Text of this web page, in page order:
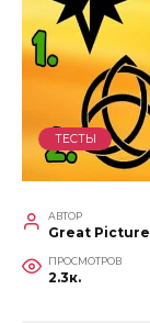
ТЕСТЫ
АВТОР
Great Picture
ПРОСМОТРОВ
2.3к.